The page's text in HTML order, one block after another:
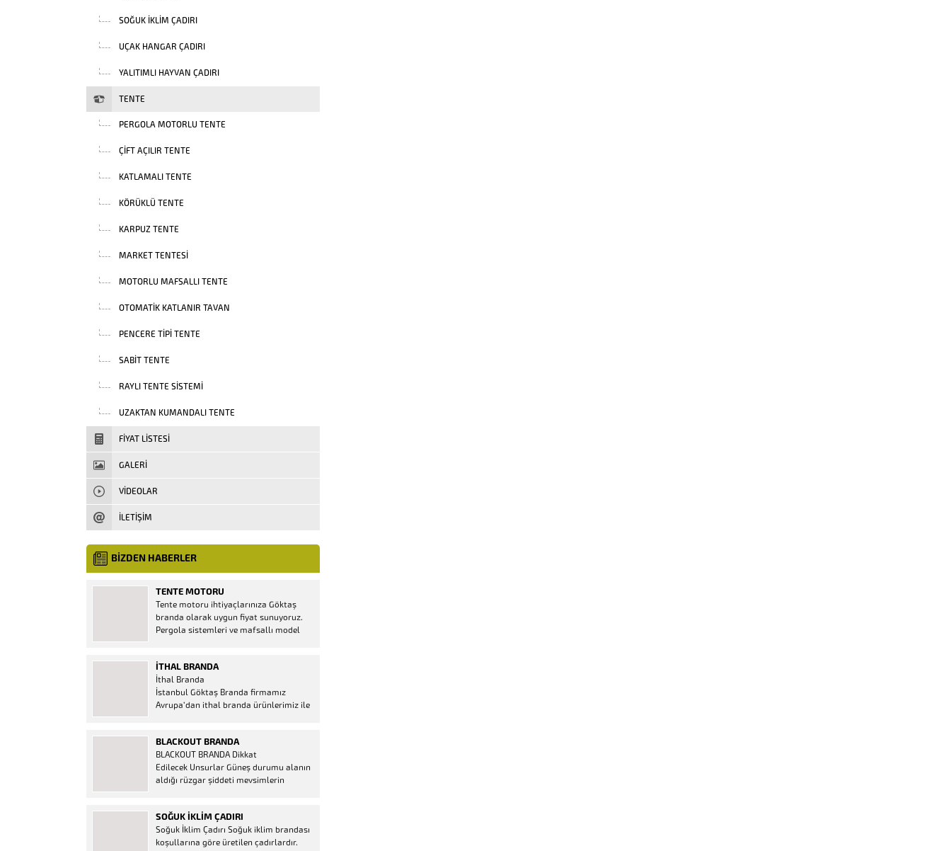
SOĞUK İKLIM ÇADIRI
UÇAK HANGAR ÇADIRI
YALITIMLI HAYVAN ÇADIRI
TENTE
PERGOLA MOTORLU TENTE
ÇIFT AÇILIR TENTE
KATLAMALI TENTE
KÖRÜKLÜ TENTE
KARPUZ TENTE
MARKET TENTESI
MOTORLU MAFSALLI TENTE
OTOMATIK KATLANIR TAVAN
PENCERE TIPI TENTE
SABIT TENTE
RAYLI TENTE SISTEMI
UZAKTAN KUMANDALI TENTE
FIYAT LISTESI
GALERİ
VIDEOLAR
İLETİŞİM
BİZDEN HABERLER
TENTE MOTORU
Tente motoru ihtiyaçlarınıza Göktaş
branda olarak uygun fiyat sunuyoruz.
Pergola sistemleri ve mafsallı model
mevcuttur. Kumanda ve diğer aparatlar
firmamızda mevcuttur.
İTHAL BRANDA
İthal Branda
İstanbul Göktaş Branda firmamız
Avrupa’dan ithal branda ürünlerimiz ile
Ürün Al dükkanı ürünleri peşin fiyatına
bol taksitle Göktaş Branda Çeşitleri
Adresinde, 1.kalite ithal ürün ne demek
Brandacı sektöründe faaliyet gösteren,
BLACKOUT BRANDA
BLACKOUT BRANDA Dikkat
Edilecek Unsurlar Güneş durumu alanın
aldığı rüzgar şiddeti mevsimlerin
düşünmeniz gereken bir kaç faktörden
biridir. Türkiye’nin lider Branda markası
Göktaş Branda, Hazine ve Maliye Bakanı
SOĞUK İKLIM ÇADIRI
Soğuk İklim Çadırı Soğuk iklim brandası
koşullarına göre üretilen çadırlardır.